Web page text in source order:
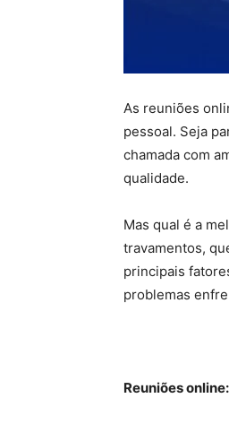
As reuniões
pessoal. Seja
chamada com
qualidade.
Mas qual é a
travamentos,
principais
problemas
Reuniões